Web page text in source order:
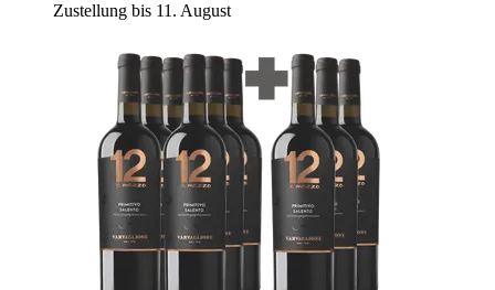
Zustellung bis 11. August